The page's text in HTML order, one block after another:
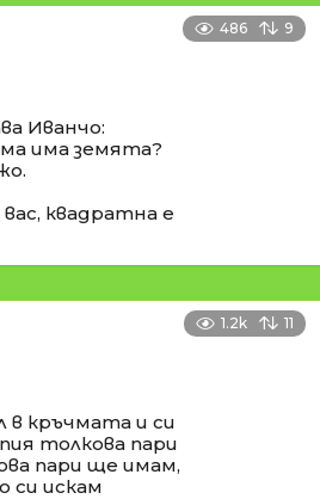
486 9
Иванчо:
има земята?
квадратна е
1.2k 11
в кръчмата и си
толкова пари
пари ще имам,
си искам